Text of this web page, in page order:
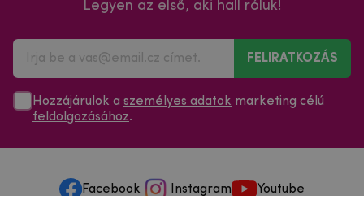
Legyen az első, aki hall róluk!
FELIRATKOZÁS
Hozzájárulok a személyes adatok marketing célú
feldolgozásához.
Facebook Instagram Youtube